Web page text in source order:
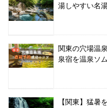
湯しやすい名
関東の穴場温
泉宿を温泉ソ
【関東】猛暑